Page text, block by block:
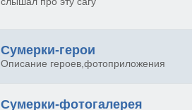
Сумерки-герои
Описание героев,фотоприложения
Сумерки-фотогалерея